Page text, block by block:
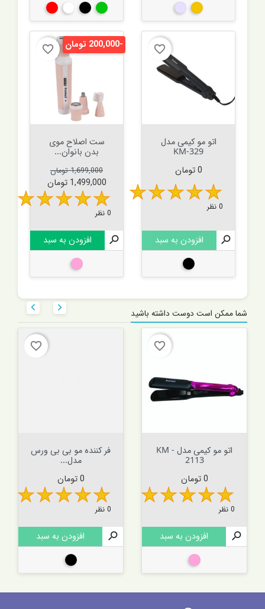
طلایینقره ای
سبز مشکی سفیدقرمز
favorite_border
اتو مو کیمی مدل
KM-329
قیمت
0 تومان
0 نظر

افزودن به سبد
مشکی
favorite_border
ست اصلاح موی
بدن بانوان...
قیمت عادی
1,699,000 تومان
قیمت
1,499,000 تومان
0 نظر

افزودن به سبد
صورتی
-200,000 تومان
شما ممکن است دوست داشته باشید 
favorite_border
اتو مو کیمی مدل KM -
2113
قیمت
0 تومان
0 نظر

افزودن به سبد
صورتی
favorite_border
فر کننده مو بی بی ورس
مدل...
قیمت
0 تومان
0 نظر

افزودن به سبد
مشکی
